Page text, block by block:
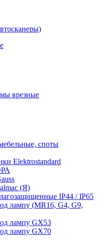
врезные
споты
Elektrostandard
(Я)
IP44 / IP65
лампу (MR16, G4, G9,
лампу GX53
лампу GX70